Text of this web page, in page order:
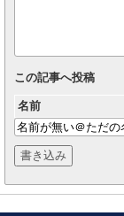
この記事へ投稿
名前